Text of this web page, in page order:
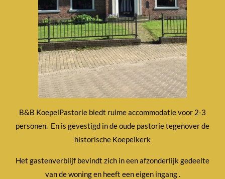
B&B KoepelPastorie biedt ruime accommodatie voor 2-3
personen. En is gevestigd in de oude pastorie tegenover de
historische Koepelkerk
Het gastenverblijf bevindt zich in een afzonderlijk gedeelte
van de woning en heeft een eigen ingang .